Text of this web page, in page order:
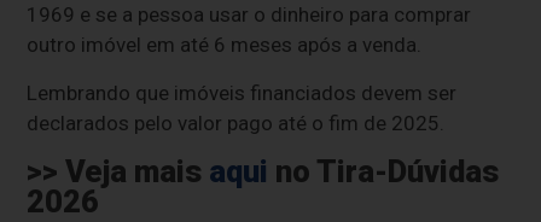
1969 e se a pessoa usar o dinheiro para comprar
outro imóvel em até 6 meses após a venda.
Lembrando que imóveis financiados devem ser
declarados pelo valor pago até o fim de 2025.
>> Veja mais aqui no Tira-Dúvidas
2026